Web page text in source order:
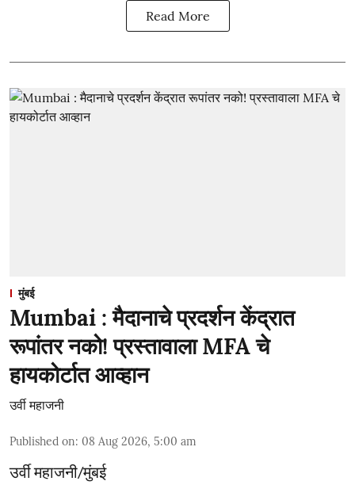
Read More
मुंबई
Mumbai : मैदानाचे प्रदर्शन केंद्रात
रूपांतर नको! प्रस्तावाला MFA चे
हायकोर्टात आव्हान
उर्वी महाजनी
Published on: 08 Aug 2026, 5:00 am
उर्वी महाजनी/मुंबई